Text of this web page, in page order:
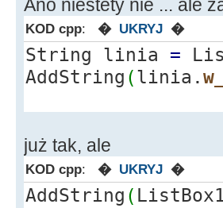
Ano niestety nie ... ale
KOD cpp: � UKRYJ �
String linia =
AddString (linia.
już tak, ale
KOD cpp: � UKRYJ �
AddString (